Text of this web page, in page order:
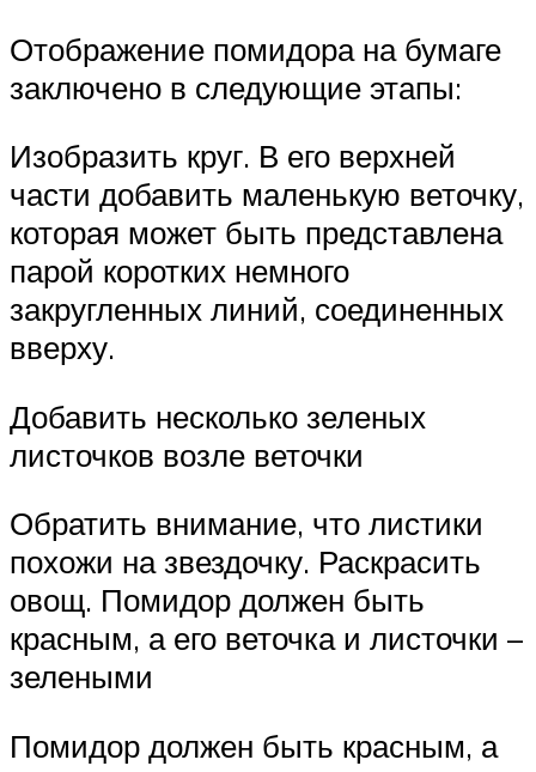
Отображение помидора на бумаге
заключено в следующие этапы:
Изобразить круг. В его верхней
части добавить маленькую веточку,
которая может быть представлена
парой коротких немного
закругленных линий, соединенных
вверху.
Добавить несколько зеленых
листочков возле веточки
Обратить внимание, что листики
похожи на звездочку. Раскрасить
овощ. Помидор должен быть
красным, а его веточка и листочки –
зелеными
Помидор должен быть красным, а